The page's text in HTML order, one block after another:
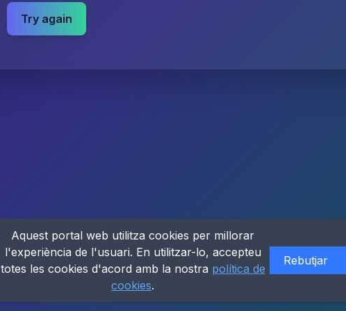
Try again
Aquest portal web utilitza cookies per millorar
l'experiència de l'usuari. En utilitzar-lo, accepteu
totes les cookies d'acord amb la nostra política de
cookies.
Rebutjar